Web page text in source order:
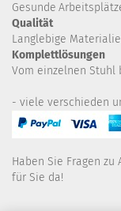
Gesunde
Qualität
Langlebige
Komplettlösungen
Vom einzelnen Stuhl
- viele verschieden
Haben Sie Fragen
für Sie da!